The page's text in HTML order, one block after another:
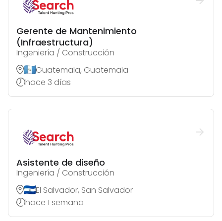
Gerente de Mantenimiento
(Infraestructura)
Ingeniería / Construcción
Guatemala, Guatemala
hace 3 días
Asistente de diseño
Ingeniería / Construcción
El Salvador, San Salvador
hace 1 semana